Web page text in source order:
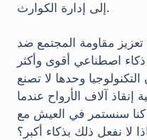
إلى إدارة الكوارث.
تعزيز مقاومة المجتمع ضد
اصطناعي أقوى وأكثر
وحدها لا تصنع
إنقاذ آلاف الأرواح عندما
سنستمر في العيش مع
لا نفعل ذلك بذكاء أكبر؟